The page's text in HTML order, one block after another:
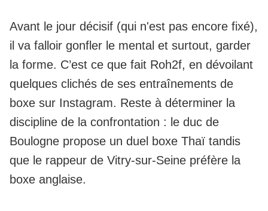
Avant le jour décisif (qui n'est pas encore fixé),
il va falloir gonfler le mental et surtout, garder
la forme. C’est ce que fait Roh2f, en dévoilant
quelques clichés de ses entraînements de
boxe sur Instagram. Reste à déterminer la
discipline de la confrontation : le duc de
Boulogne propose un duel boxe Thaï tandis
que le rappeur de Vitry-sur-Seine préfère la
boxe anglaise.